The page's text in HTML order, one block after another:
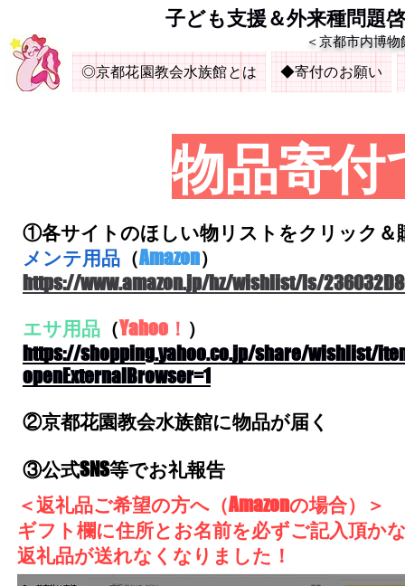
子ども支援＆外来種問題
＜京都市内博
◎京都花園教会水族館とは ◆寄付のお願い
物品寄付
①各サイトのほしい物リストをクリック＆
メンテ用品 （Amazon）
https://www.amazon.jp/hz/wishlist/ls/
エサ用品 （Yahoo！ ）
https://shopping.yahoo.co.jp/share/wishlist/
openExternalBrowser=1
②京都花園教会水族館に物品が届く
③公式SNS等でお礼報告
＜返礼品ご希望の方へ（Amazonの場合）＞
ギフト欄に住所とお名前を必ずご記入頂か
返礼品が送れなくなりました！​